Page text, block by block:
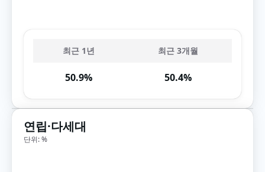
최근 1년 최근 3개월
50.9% 50.4%
연립·다세대
단위: %